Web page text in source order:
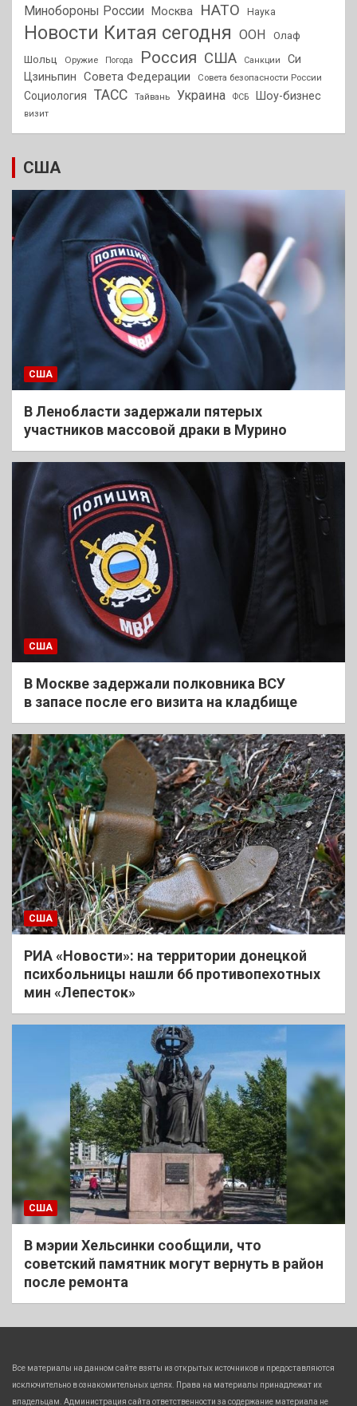
Минобороны России Москва НАТО Наука
Новости Китая сегодня ООН
Олаф
Шольц
Оружие Погода Россия США Санкции
Си
Цзиньпин Совета Федерации Совета безопасности России
Социология ТАСС Тайвань Украина ФСБ Шоу-бизнес
визит
США
США
В Ленобласти задержали пятерых
участников массовой драки в Мурино
США
В Москве задержали полковника ВСУ
в запасе после его визита на кладбище
США
РИА «Новости»: на территории донецкой
психбольницы нашли 66 противопехотных
мин «Лепесток»
США
В мэрии Хельсинки сообщили, что
советский памятник могут вернуть в район
после ремонта
Все материалы на данном сайте взяты из открытых источников и предоставляются
исключительно в ознакомительных целях. Права на материалы принадлежат их
владельцам. Администрация сайта ответственности за содержание материала не